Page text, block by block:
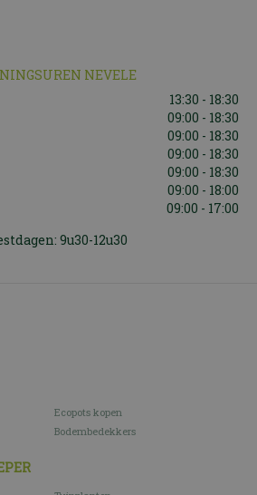
NEVELE
13:30 - 18:30
09:00 - 18:30
09:00 - 18:30
09:00 - 18:30
09:00 - 18:30
09:00 - 18:00
09:00 - 17:00
9u30-12u30
Ecopots kopen
Bodembedekkers